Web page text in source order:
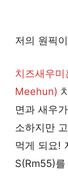
저의 원픽
치즈새우
Meehun)
면과 새우
소하지만
먹게 되요!
S(Rm55)